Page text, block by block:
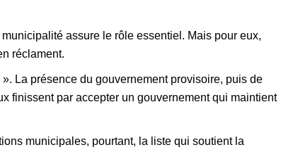
assure le rôle essentiel. Mais pour eux,
réclament.
». La présence du gouvernement provisoire, puis de
finissent par accepter un gouvernement qui maintient
municipales, pourtant, la liste qui soutient la